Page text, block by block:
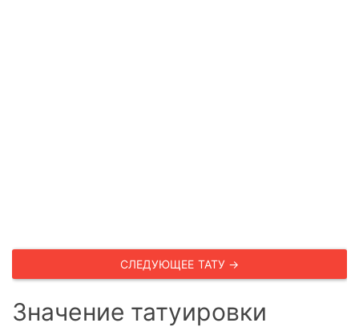
СЛЕДУЮЩЕЕ ТАТУ →
Значение татуировки